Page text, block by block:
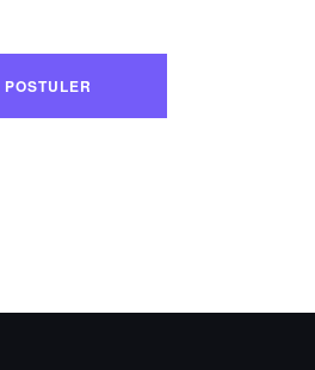
POSTULER